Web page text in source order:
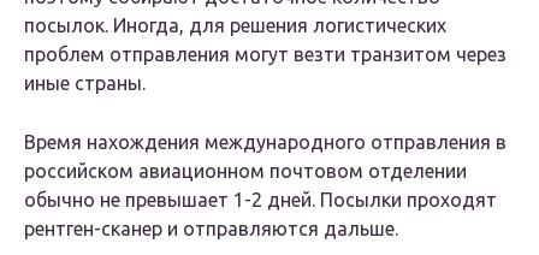
посылок. Иногда, для решения логистических
проблем отправления могут везти транзитом через
иные страны.
Время нахождения международного отправления в
российском авиационном почтовом отделении
обычно не превышает 1-2 дней. Посылки проходят
рентген-сканер и отправляются дальше.